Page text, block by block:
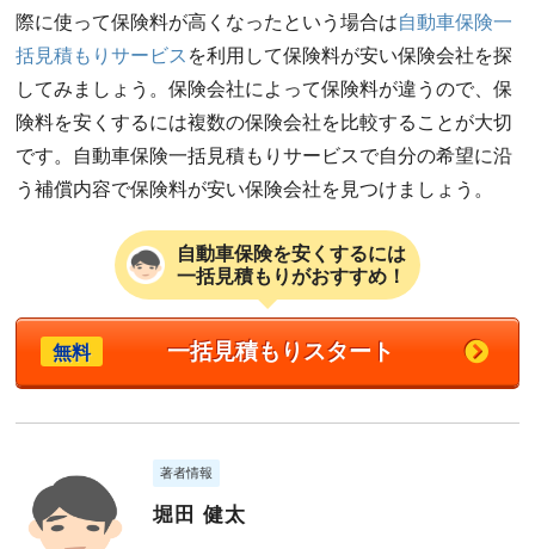
際に使って保険料が高くなったという場合は自動車保険一
括見積もりサービス を利用して保険料が安い保険会社を探
してみましょう。保険会社によって保険料が違うので、保
険料を安くするには複数の保険会社を比較することが大切
です。自動車保険一括見積もりサービスで自分の希望に沿
う補償内容で保険料が安い保険会社を見つけましょう。
自動車保険を安くするには
一括見積もりがおすすめ！
無料 一括見積もりスタート
著者情報
堀田 健太